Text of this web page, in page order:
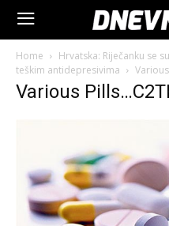
Home
Hrvatska: Riječanku se
teškim antidepresivima
Various